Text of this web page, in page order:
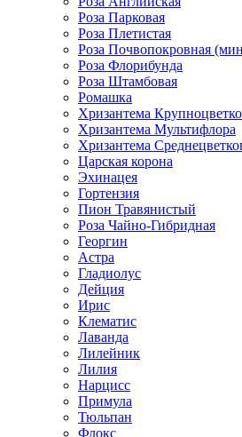
Роза Парковая
Роза Плетистая
Роза Почвопокровная
Роза Флорибунда
Роза Штамбовая
Ромашка
Хризантема
Хризантема Мультифлора
Хризантема
Царская корона
Эхинацея
Гортензия
Пион Травянистый
Роза Чайно-Гибридная
Георгин
Астра
Гладиолус
Дейция
Ирис
Клематис
Лаванда
Лилейник
Лилия
Нарцисс
Примула
Тюльпан
Флокс